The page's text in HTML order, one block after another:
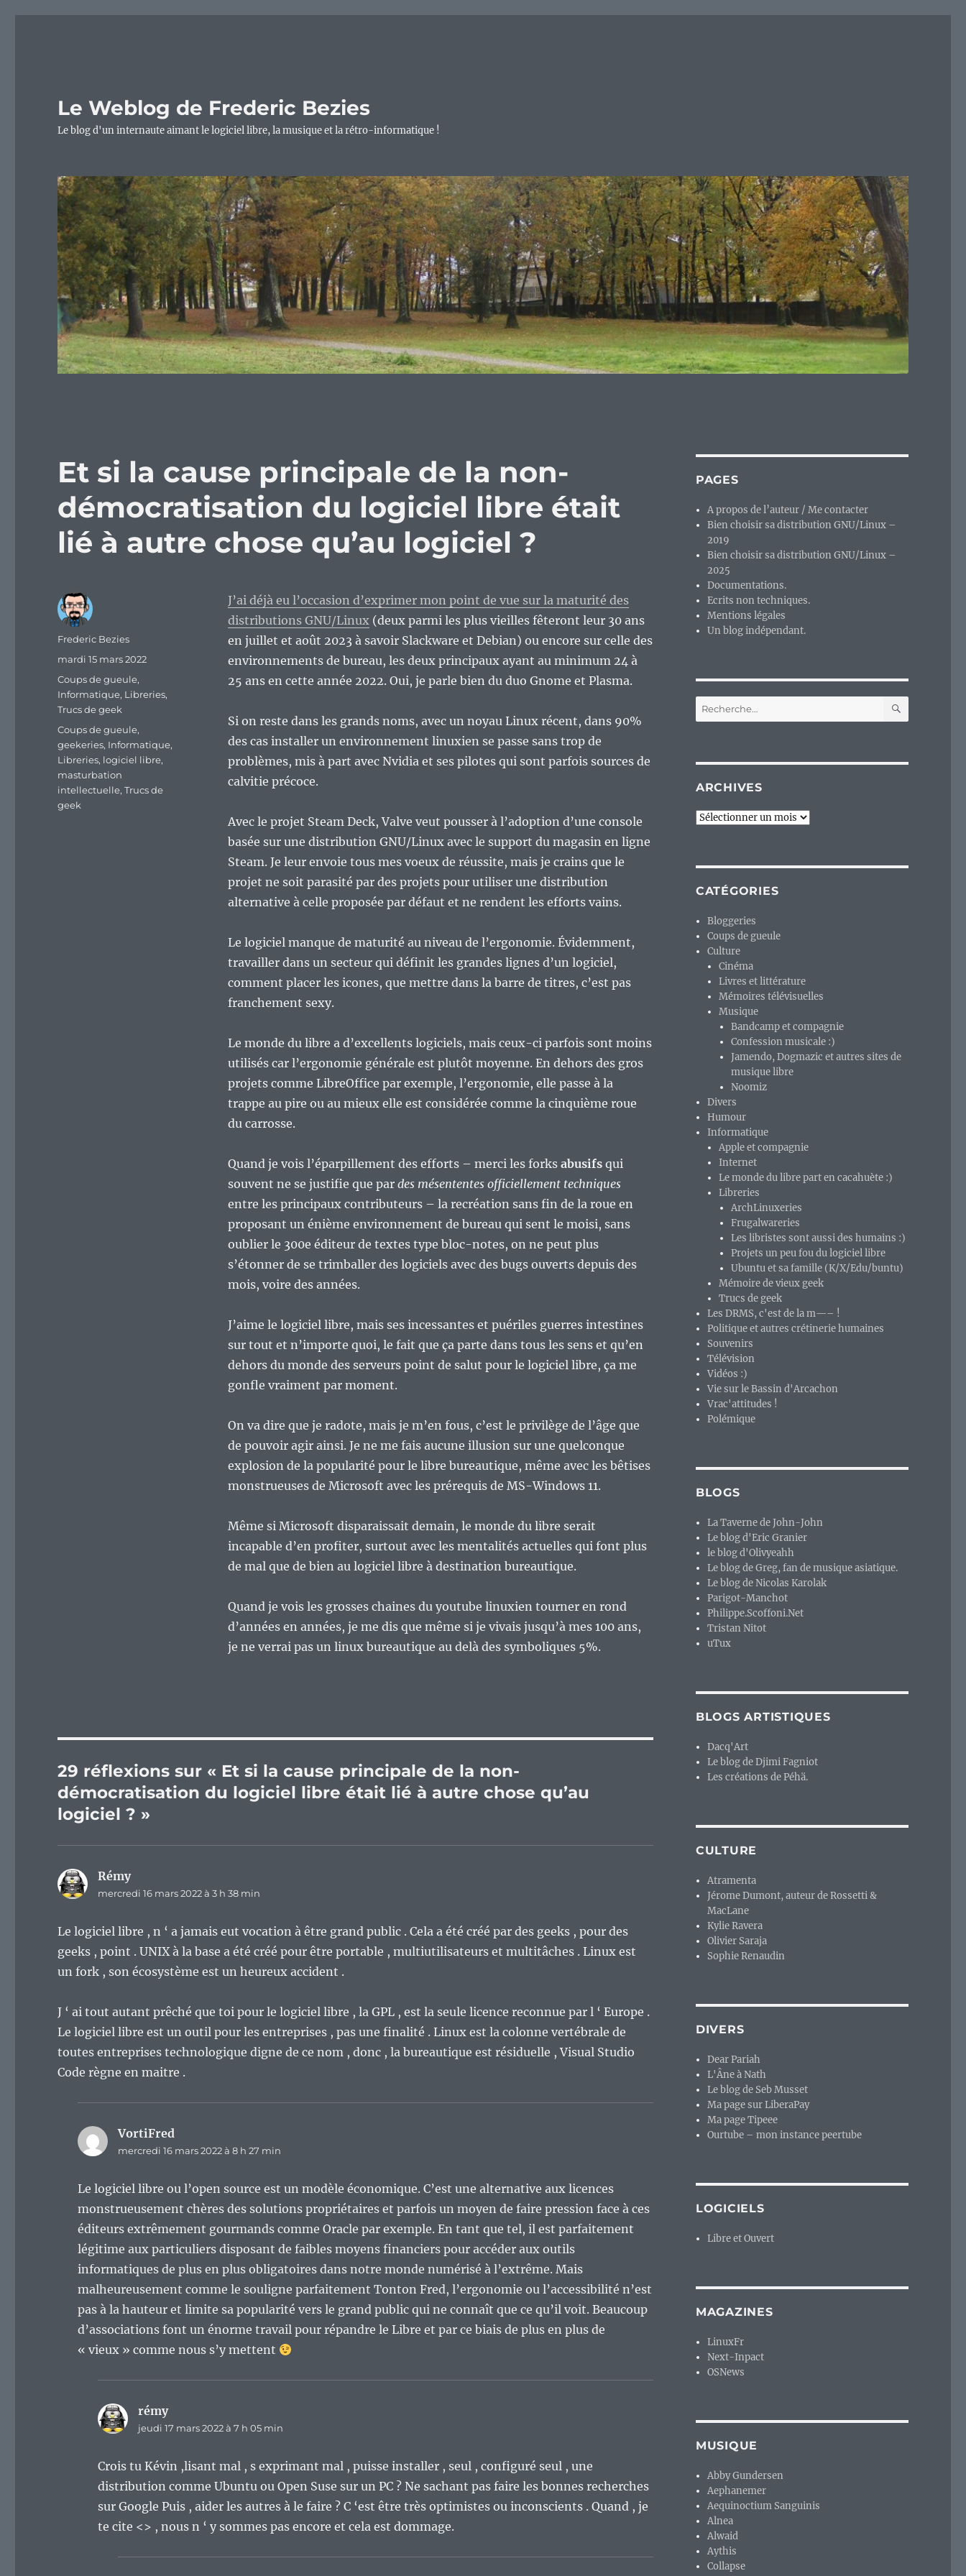
Le Weblog de Frederic Bezies
Le blog d'un internaute aimant le logiciel libre, la musique et la rétro-informatique !
Et si la cause principale de la non-
démocratisation du logiciel libre était
lié à autre chose qu’au logiciel ?
J’ai déjà eu l’occasion d’exprimer mon point de vue sur la maturité des
distributions GNU/Linux(deux parmi les plus vieilles fêteront leur 30 ans
en juillet et août 2023 à savoir Slackware et Debian) ou encore sur celle des
environnements de bureau, les deux principaux ayant au minimum 24 à
25 ans en cette année 2022. Oui, je parle bien du duo Gnome et Plasma.
Si on reste dans les grands noms, avec un noyau Linux récent, dans 90%
des cas installer un environnement linuxien se passe sans trop de
problèmes, mis à part avec Nvidia et ses pilotes qui sont parfois sources de
calvitie précoce.
Avec le projet Steam Deck, Valve veut pousser à l’adoption d’une console
basée sur une distribution GNU/Linux avec le support du magasin en ligne
Steam. Je leur envoie tous mes voeux de réussite, mais je crains que le
projet ne soit parasité par des projets pour utiliser une distribution
alternative à celle proposée par défaut et ne rendent les efforts vains.
Le logiciel manque de maturité au niveau de l’ergonomie. Évidemment,
travailler dans un secteur qui définit les grandes lignes d’un logiciel,
comment placer les icones, que mettre dans la barre de titres, c’est pas
franchement sexy.
Le monde du libre a d’excellents logiciels, mais ceux-ci parfois sont moins
utilisés car l’ergonomie générale est plutôt moyenne. En dehors des gros
projets comme LibreOffice par exemple, l’ergonomie, elle passe à la
trappe au pire ou au mieux elle est considérée comme la cinquième roue
du carrosse.
Quand je vois l’éparpillement des efforts – merci les forks abusifsqui
souvent ne se justifie que par des mésententes officiellement techniques
entre les principaux contributeurs – la recréation sans fin de la roue en
proposant un énième environnement de bureau qui sent le moisi, sans
oublier le 300e éditeur de textes type bloc-notes, on ne peut plus
s’étonner de se trimballer des logiciels avec des bugs ouverts depuis des
mois, voire des années.
J’aime le logiciel libre, mais ses incessantes et puériles guerres intestines
sur tout et n’importe quoi, le fait que ça parte dans tous les sens et qu’en
dehors du monde des serveurs point de salut pour le logiciel libre, ça me
gonfle vraiment par moment.
On va dire que je radote, mais je m’en fous, c’est le privilège de l’âge que
de pouvoir agir ainsi. Je ne me fais aucune illusion sur une quelconque
explosion de la popularité pour le libre bureautique, même avec les bêtises
monstrueuses de Microsoft avec les prérequis de MS-Windows 11.
Même si Microsoft disparaissait demain, le monde du libre serait
incapable d’en profiter, surtout avec les mentalités actuelles qui font plus
de mal que de bien au logiciel libre à destination bureautique.
Quand je vois les grosses chaines du youtube linuxien tourner en rond
d’années en années, je me dis que même si je vivais jusqu’à mes 100 ans,
je ne verrai pas un linux bureautique au delà des symboliques 5%.
Auteur
Frederic Bezies
Publié
mardi 15 mars 2022
Catégories
Coups de gueule,
Informatique, Libreries,
Trucs de geek
Étiquettes
Coups de gueule,
geekeries, Informatique,
Libreries, logiciel libre,
masturbation
intellectuelle,Trucs de
geek
29 réflexions sur « Et si la cause principale de la non-
démocratisation du logiciel libre était lié à autre chose qu’au
logiciel ? »
Rémydit :
mercredi 16 mars 2022 à 3 h 38 min
Le logiciel libre , n ‘ a jamais eut vocation à être grand public . Cela a été créé par des geeks , pour des
geeks , point . UNIX à la base a été créé pour être portable , multiutilisateurs et multitâches . Linux est
un fork , son écosystème est un heureux accident .
J ‘ ai tout autant prêché que toi pour le logiciel libre , la GPL , est la seule licence reconnue par l ‘ Europe .
Le logiciel libre est un outil pour les entreprises , pas une finalité . Linux est la colonne vertébrale de
toutes entreprises technologique digne de ce nom , donc , la bureautique est résiduelle , Visual Studio
Code règne en maitre .
VortiFred
mercredi 16 mars 2022 à 8 h 27 min
Le logiciel libre ou l’open source est un modèle économique. C’est une alternative aux licences
monstrueusement chères des solutions propriétaires et parfois un moyen de faire pression face à ces
éditeurs extrêmement gourmands comme Oracle par exemple. En tant que tel, il est parfaitement
légitime aux particuliers disposant de faibles moyens financiers pour accéder aux outils
informatiques de plus en plus obligatoires dans notre monde numérisé à l’extrême. Mais
malheureusement comme le souligne parfaitement Tonton Fred, l’ergonomie ou l’accessibilité n’est
pas à la hauteur et limite sa popularité vers le grand public qui ne connaît que ce qu’il voit. Beaucoup
d’associations font un énorme travail pour répandre le Libre et par ce biais de plus en plus de
« vieux » comme nous s’y mettent
rémydit :
jeudi 17 mars 2022 à 7 h 05 min
Crois tu Kévin ,lisant mal , s exprimant mal , puisse installer , seul , configuré seul , une
distribution comme Ubuntu ou Open Suse sur un PC ? Ne sachant pas faire les bonnes recherches
sur Google Puis , aider les autres à le faire ? C ‘est être très optimistes ou inconscients . Quand , je
te cite <> , nous n ‘ y sommes pas encore et cela est dommage.
PAGES
A propos de l’auteur / Me contacter
Bien choisir sa distribution GNU/Linux –
2019
Bien choisir sa distribution GNU/Linux –
2025
Documentations.
Ecrits non techniques.
Mentions légales
Un blog indépendant.
Recherche
pour :
ARCHIVES
Archives
CATÉGORIES
Bloggeries
Coups de gueule
Culture
Cinéma
Livres et littérature
Mémoires télévisuelles
Musique
Bandcamp et compagnie
Confession musicale :)
Jamendo, Dogmazic et autres sites de
musique libre
Noomiz
Divers
Humour
Informatique
Apple et compagnie
Internet
Le monde du libre part en cacahuète :)
Libreries
ArchLinuxeries
Frugalwareries
Les libristes sont aussi des humains :)
Projets un peu fou du logiciel libre
Ubuntu et sa famille (K/X/Edu/buntu)
Mémoire de vieux geek
Trucs de geek
Les DRMS, c'est de la m—– !
Politique et autres crétinerie humaines
Souvenirs
Télévision
Vidéos :)
Vie sur le Bassin d'Arcachon
Vrac'attitudes !
Polémique
BLOGS
La Taverne de John-John
Le blog d'Eric Granier
le blog d'Olivyeahh
Le blog de Greg, fan de musique asiatique.
Le blog de Nicolas Karolak
Parigot-Manchot
Philippe.Scoffoni.Net
Tristan Nitot
uTux
BLOGS ARTISTIQUES
Dacq'Art
Le blog de Djimi Fagniot
Les créations de Péhä.
CULTURE
Atramenta
Jérome Dumont, auteur de Rossetti &
MacLane
Kylie Ravera
Olivier Saraja
Sophie Renaudin
DIVERS
Dear Pariah
L'Âne à Nath
Le blog de Seb Musset
Ma page sur LiberaPay
Ma page Tipeee
Ourtube – mon instance peertube
LOGICIELS
Libre et Ouvert
MAGAZINES
LinuxFr
Next-Inpact
OSNews
MUSIQUE
Abby Gundersen
Aephanemer
Aequinoctium Sanguinis
Alnea
Alwaid
Aythis
Collapse